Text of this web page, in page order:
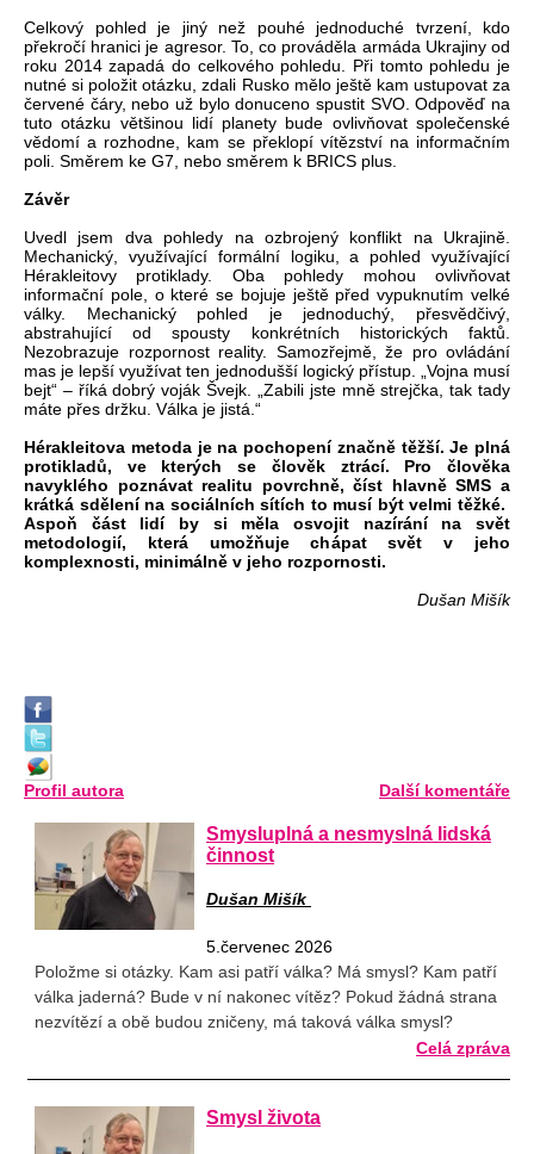
Celkový pohled je jiný než pouhé jednoduché tvrzení, kdo
překročí hranici je agresor. To, co prováděla armáda Ukrajiny od
roku 2014 zapadá do celkového pohledu. Při tomto pohledu je
nutné si položit otázku, zdali Rusko mělo ještě kam ustupovat za
červené čáry, nebo už bylo donuceno spustit SVO. Odpověď na
tuto otázku většinou lidí planety bude ovlivňovat společenské
vědomí a rozhodne, kam se překlopí vítězství na informačním
poli. Směrem ke G7, nebo směrem k BRICS plus.
Závěr
Uvedl jsem dva pohledy na ozbrojený konflikt na Ukrajině.
Mechanický, využívající formální logiku, a pohled využívající
Hérakleitovy protiklady. Oba pohledy mohou ovlivňovat
informační pole, o které se bojuje ještě před vypuknutím velké
války. Mechanický pohled je jednoduchý, přesvědčivý,
abstrahující od spousty konkrétních historických faktů.
Nezobrazuje rozpornost reality. Samozřejmě, že pro ovládání
mas je lepší využívat ten jednodušší logický přístup. „Vojna musí
bejt“ – říká dobrý voják Švejk. „Zabili jste mně strejčka, tak tady
máte přes držku. Válka je jistá.“
Hérakleitova metoda je na pochopení značně těžší. Je plná
protikladů, ve kterých se člověk ztrácí. Pro člověka
navyklého poznávat realitu povrchně, číst hlavně SMS a
krátká sdělení na sociálních sítích to musí být velmi těžké.
Aspoň část lidí by si měla osvojit nazírání na svět
metodologií, která umožňuje chápat svět v jeho
komplexnosti, minimálně v jeho rozpornosti.
Dušan Mišík
Profil autora Další komentáře
Smysluplná a nesmyslná lidská
činnost
Dušan Mišík
5.červenec 2026
Položme si otázky. Kam asi patří válka? Má smysl? Kam patří
válka jaderná? Bude v ní nakonec vítěz? Pokud žádná strana
nezvítězí a obě budou zničeny, má taková válka smysl?
Celá zpráva
Smysl života